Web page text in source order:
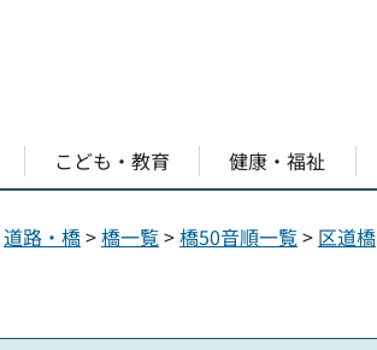
こども・教育 健康・福祉
道路・橋>橋一覧>橋50音順一覧> 区道橋